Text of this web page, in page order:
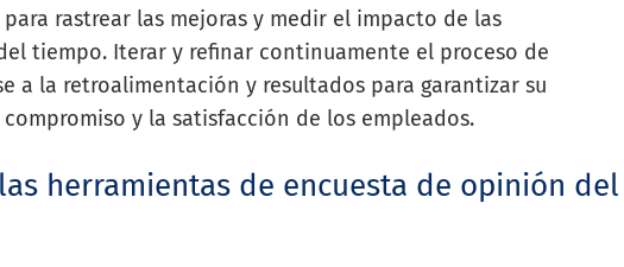
rastrear las mejoras y medir el impacto de las
tiempo. Iterar y refinar continuamente el proceso de
a la retroalimentación y resultados para garantizar su
y la satisfacción de los empleados.
herramientas de encuesta de opinión del